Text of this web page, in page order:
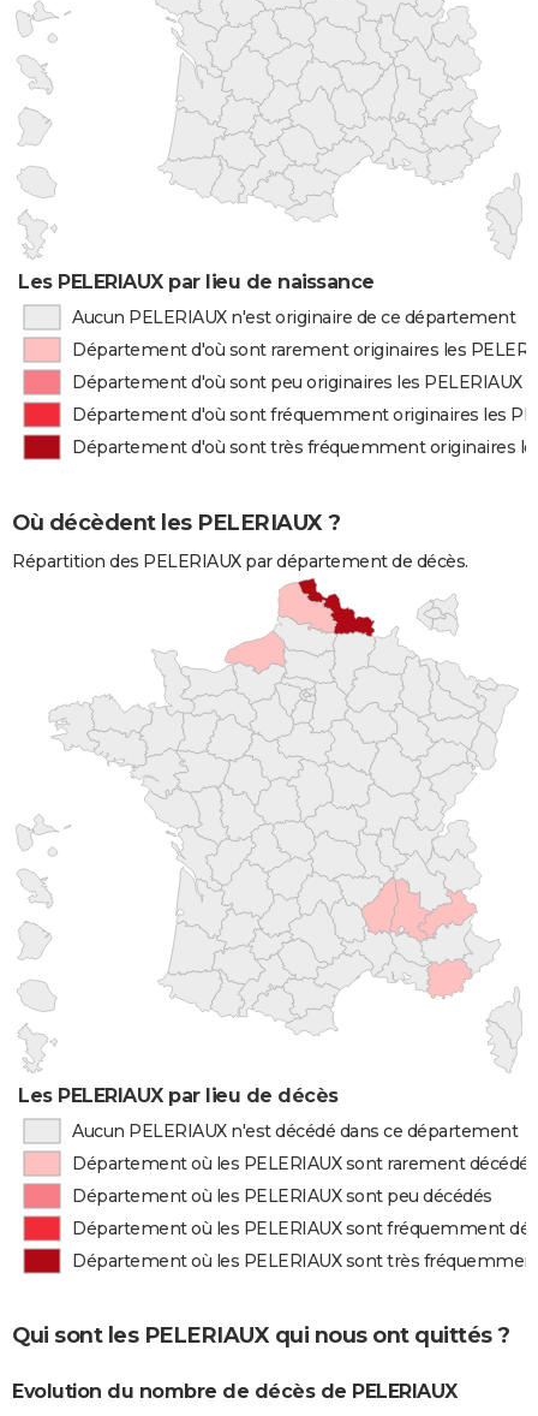
Les PELERIAUX par lieu de naissance
Aucun PELERIAUX n'est originaire de ce département
Département d'où sont rarement originaires les
Département d'où sont peu originaires les PELERIAUX
Département d'où sont fréquemment originaires les
Département d'où sont très fréquemment originaires
Où décèdent les PELERIAUX ?
Répartition des PELERIAUX par département de décès.
Les PELERIAUX par lieu de décès
Aucun PELERIAUX n'est décédé dans ce département
Département où les PELERIAUX sont rarement décédés
Département où les PELERIAUX sont peu décédés
Département où les PELERIAUX sont fréquemment
Département où les PELERIAUX sont très
Qui sont les PELERIAUX qui nous ont quittés ?
Evolution du nombre de décès de PELERIAUX